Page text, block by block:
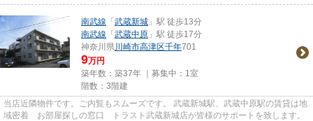
南武線 「武蔵新城 」駅 徒歩13分
南武線 「武蔵中原 」駅 徒歩17分
神奈川県川崎市高津区千年701
9万円
築年数：築37年 ｜募集中： 1室
階数：3階建
当店近隣物件です。ご内覧もスムーズです。 武蔵新城駅、武蔵中原駅の賃貸は地
域密着 お部屋探しの窓口 トラスト武蔵新城店が皆様のサポートを致します。